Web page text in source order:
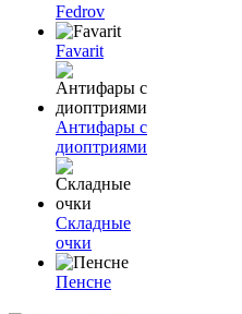
Fedrov
Favarit
Антифары с
диоптриями
Складные
очки
Пенсне